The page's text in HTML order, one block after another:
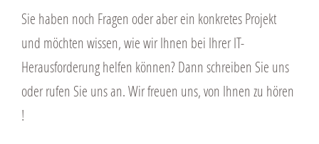
Sie haben noch Fragen oder aber ein konkretes Projekt
und möchten wissen, wie wir Ihnen bei Ihrer IT-
Herausforderung helfen können? Dann schreiben Sie uns
oder rufen Sie uns an. Wir freuen uns, von Ihnen zu hören
!